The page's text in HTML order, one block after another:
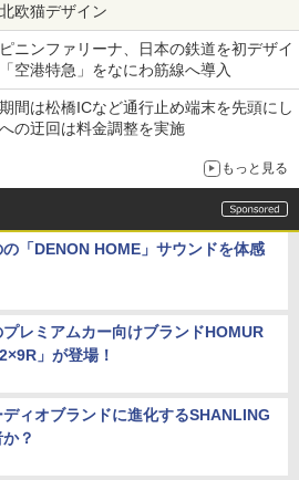
欧猫デザイン
ニンファリーナ、日本の鉄道を初デザイ
空港特急」をなにわ筋線へ導入
間は松橋ICなど通行止め端末を先頭にし
の迂回は料金調整を実施
もっと見る
「DENON HOME」サウンドを体感
プレミアムカー向けブランドHOMUR
」が登場！
ィオブランドに進化するSHANLING
？